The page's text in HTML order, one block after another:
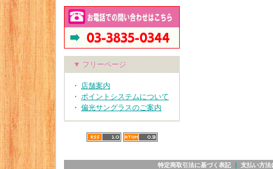
▼ フリーページ
・ 店舗案内
・ ポイントシステムについて
・ 偏光サングラスのご案内
特定商取引法に基づく表記｜ 支払い方法